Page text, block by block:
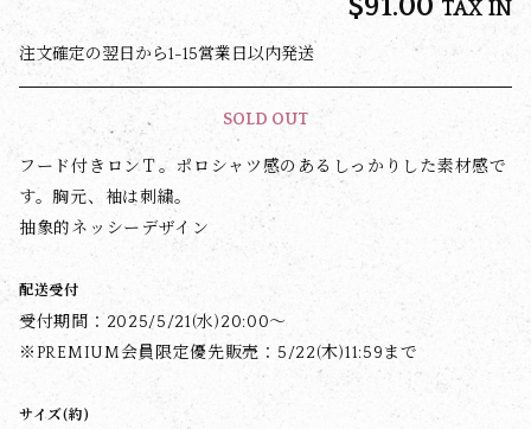
$‌91.00 TAX IN
注文確定の翌日から1-15営業日以内発送
SOLD OUT
フード付きロンＴ。ポロシャツ感のあるしっかりした素材感で
す。胸元、袖は刺繍。
抽象的ネッシーデザイン
配送受付
受付期間：2025/5/21(水)20:00〜
※PREMIUM会員限定優先販売：5/22(木)11:59まで
サイズ(約)